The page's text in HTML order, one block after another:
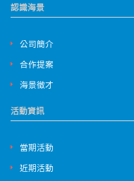
認識海景
公司簡介
合作提案
海景徵才
活動資訊
當期活動
近期活動